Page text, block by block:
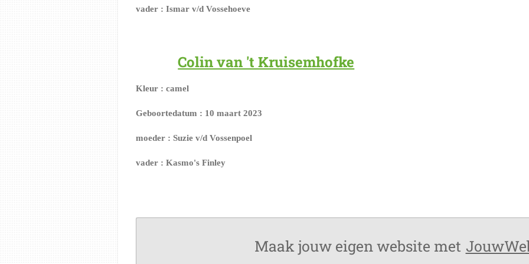
vader : Ismar v/d Vossehoeve
Colin van 't Kruisemhofke
Kleur : camel
Geboortedatum : 10 maart 2023
moeder : Suzie v/d Vossenpoel
vader : Kasmo's Finley
Maak jouw eigen website met